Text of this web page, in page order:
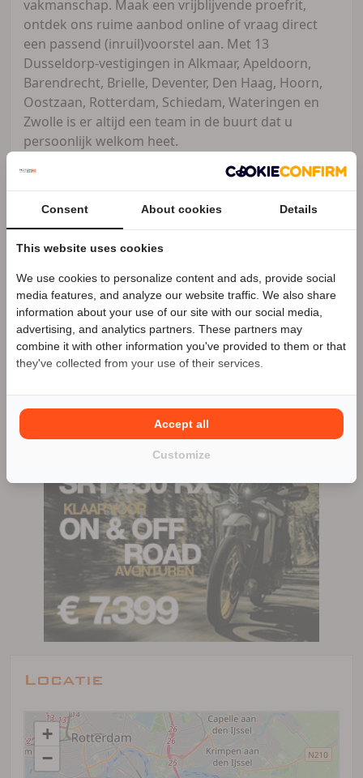
vakmanschap. Maak een vrijblijvende proefrit,
ontdek ons ruime aanbod online of vraag direct
een passend (inruil)voorstel aan. Met 13
Dusseldorp-vestigingen in Alkmaar, Apeldoorn,
Barendrecht, Brielle, Deventer, Den Haag, Hoorn,
Oostzaan, Rotterdam, Schiedam, Wateringen en
Zwolle is er altijd een team in de buurt dat u
persoonlijk welkom heet.
Dusseldorp Motorrad
Barendrecht Zakelijke aanbieder
Barendrecht
010 223 7860
Locatie
+
−
Speciale Motor2go prijs
Benieuwd naar de speciale Motor2go prijs? Bel
223 7860
Consent About cookies Details
This website uses cookies
We use cookies to personalize content and ads, provide social
media features, and analyze our website traffic. We also share
information about your use of our site with our social media,
advertising, and analytics partners. These partners may
combine it with other information you've provided to them or that
they've collected from your use of their services.
Customize
Accept all